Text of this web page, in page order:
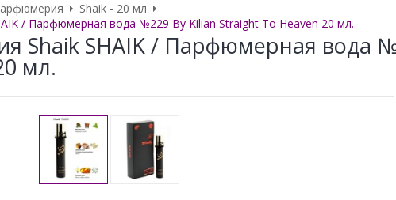
Shaik - 20 мл
/ Парфюмерная вода №229 By Kilian Straight To Heaven 20 мл.
Shaik SHAIK / Парфюмерная вода
мл.